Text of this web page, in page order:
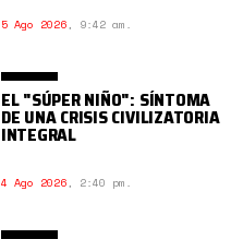
5 Ago 2026, 9:42 am.
EL "SÚPER NIÑO": SÍNTOMA
DE UNA CRISIS CIVILIZATORIA
INTEGRAL
4 Ago 2026, 2:40 pm.